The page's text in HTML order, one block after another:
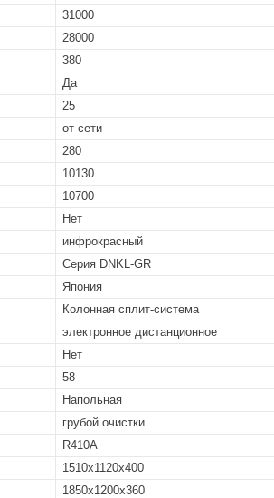
31000
28000
380
Да
25
от сети
280
10130
10700
Нет
инфрокрасный
Серия DNKL-GR
Япония
Колонная сплит-система
электронное дистанционное
Нет
58
Напольная
грубой очистки
R410A
1510x1120x400
1850x1200x360